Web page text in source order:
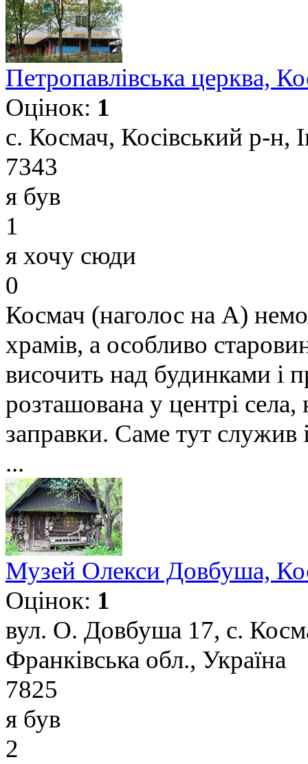
Петропавлівська церква,
Оцінок: 1
с. Космач, Косівський р-н,
7343
я був
1
я хочу сюди
0
Космач (наголос на А)
храмів, а особливо
височить над будинками і
розташована у центрі села,
заправки. Саме тут служив
...
Музей Олекси Довбуша,
Оцінок: 1
вул. О. Довбуша 17, с.
Франківська обл., Україна
7825
я був
2